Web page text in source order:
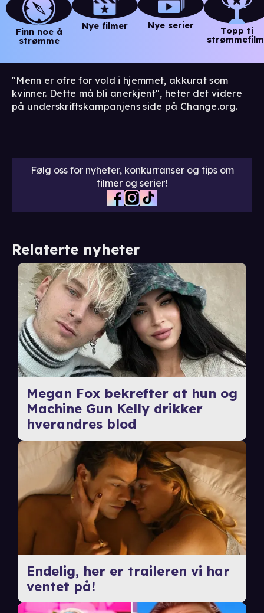
Finn noe å
strømme
Nye filmer Nye serier
Topp ti
"Menn er ofre for vold i hjemmet, akkurat som
kvinner. Dette må bli anerkjent", heter det videre
på underskriftskampanjens side på Change.org.
Følg oss for nyheter, konkurranser og tips om
filmer og serier!
Relaterte nyheter
Megan Fox bekrefter at hun og
Machine Gun Kelly drikker
hverandres blod
Endelig, her er traileren vi har
ventet på!